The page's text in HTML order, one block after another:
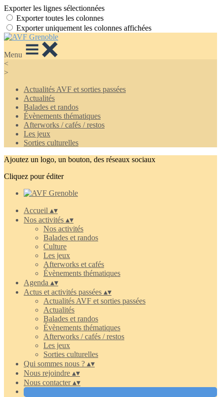
Exporter les lignes sélectionnées
Exporter toutes les colonnes
Exporter uniquement les colonnes affichées
Menu
<
>
Actualités AVF et sorties passées
Actualités
Balades et randos
Évènements thématiques
Afterworks / cafés / restos
Les jeux
Sorties culturelles
Ajoutez un logo, un bouton, des réseaux sociaux
Cliquez pour éditer
Accueil ▴▾
Nos activités ▴▾
Nos activités
Balades et randos
Culture
Les jeux
Afterworks et cafés
Évènements thématiques
Agenda ▴▾
Actus et activités passées ▴▾
Actualités AVF et sorties passées
Actualités
Balades et randos
Évènements thématiques
Afterworks / cafés / restos
Les jeux
Sorties culturelles
Qui sommes nous ? ▴▾
Nous rejoindre ▴▾
Nous contacter▴▾